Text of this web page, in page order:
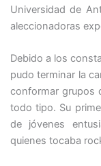
Universidad de
aleccionadoras
Debido a los
pudo terminar la
conformar grupos
todo tipo. Su
de jóvenes
quienes tocaba